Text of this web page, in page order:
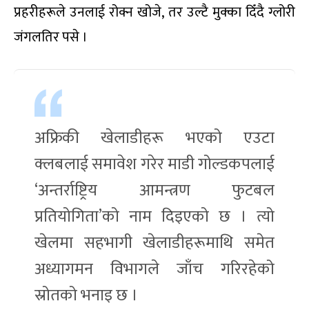
प्रहरीहरूले उनलाई रोक्न खोजे, तर उल्टै मुक्का दिँदै ग्लोरी
जंगलतिर पसे ।
अफ्रिकी खेलाडीहरू भएको एउटा
क्लबलाई समावेश गरेर माडी गोल्डकपलाई
‘अन्तर्राष्ट्रिय आमन्त्रण फुटबल
प्रतियोगिता’को नाम दिइएको छ । त्यो
खेलमा सहभागी खेलाडीहरूमाथि समेत
अध्यागमन विभागले जाँच गरिरहेको
स्रोतको भनाइ छ ।